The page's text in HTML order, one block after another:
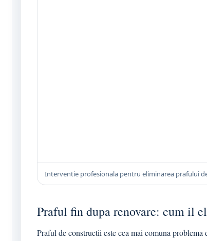
Interventie profesionala pentru eliminarea prafului
Praful fin dupa renovare: cum il
Praful de constructii este cea mai comuna